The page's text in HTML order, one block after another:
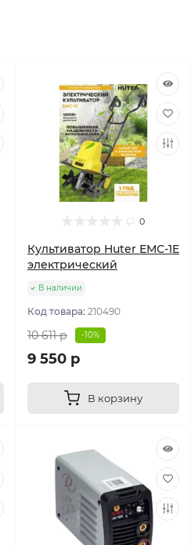
0
Культиватор Huter ЕМС-1E
электрический
В наличии
Код товара: 210490
10 611 р -10%
9 550 р
В корзину